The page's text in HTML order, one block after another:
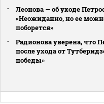
Леонова — об уходе
«Неожиданно, но ее
поборется»
Радионова уверена, что
после ухода от
победы»